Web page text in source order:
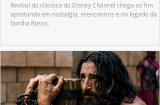
Revival do clássico do Disney Channel chega ao fim
apostando em nostalgia, reencontros e no legado da
família Russo.